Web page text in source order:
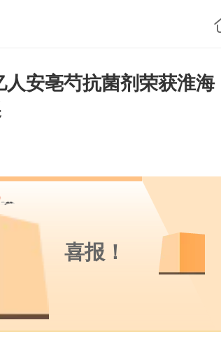
人安亳芍抗菌剂荣获淮海
喜报！